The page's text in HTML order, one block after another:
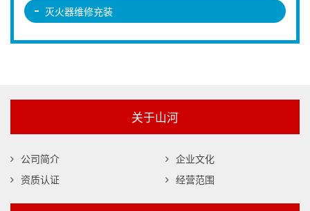
灭火器维修充装
关于山河
公司简介
企业文化
资质认证
经营范围